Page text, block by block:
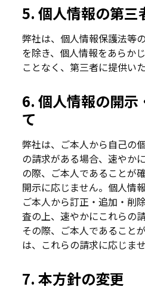
5. 個人情報の第三
弊社は、個人情報保護法等
を除き、個人情報をあらか
ことなく、第三者に提供い
6. 個人情報の開示
て
弊社は、ご本人から自己の
の請求がある場合、速やか
の際、ご本人であることが
開示に応じません。個人情
ご本人から訂正・追加・削
査の上、速やかにこれらの
その際、ご本人であること
は、これらの請求に応じませ
7. 本方針の変更